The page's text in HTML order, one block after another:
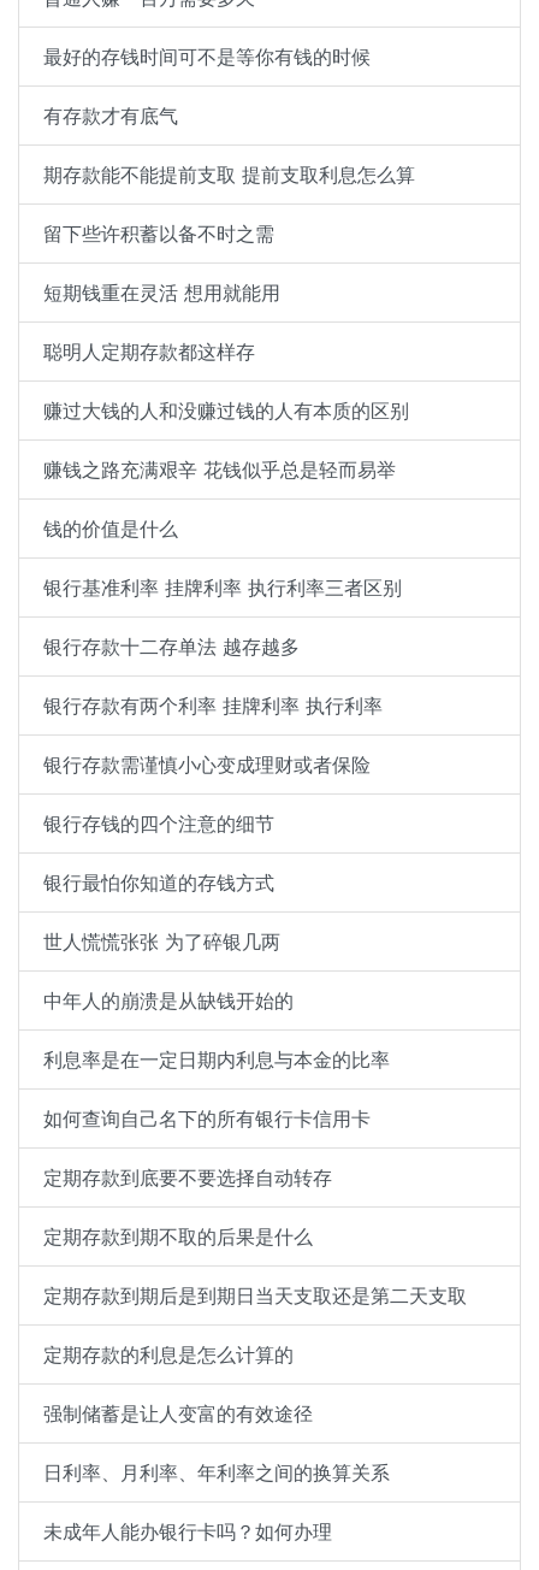
最好的存钱时间可不是等你有钱的时候
有存款才有底气
期存款能不能提前支取 提前支取利息怎么算
留下些许积蓄以备不时之需
短期钱重在灵活 想用就能用
聪明人定期存款都这样存
赚过大钱的人和没赚过钱的人有本质的区别
赚钱之路充满艰辛 花钱似乎总是轻而易举
钱的价值是什么
银行基准利率 挂牌利率 执行利率三者区别
银行存款十二存单法 越存越多
银行存款有两个利率 挂牌利率 执行利率
银行存款需谨慎小心变成理财或者保险
银行存钱的四个注意的细节
银行最怕你知道的存钱方式
世人慌慌张张 为了碎银几两
中年人的崩溃是从缺钱开始的
利息率是在一定日期内利息与本金的比率
如何查询自己名下的所有银行卡信用卡
定期存款到底要不要选择自动转存
定期存款到期不取的后果是什么
定期存款到期后是到期日当天支取还是第二天支取
定期存款的利息是怎么计算的
强制储蓄是让人变富的有效途径
日利率、月利率、年利率之间的换算关系
未成年人能办银行卡吗？如何办理